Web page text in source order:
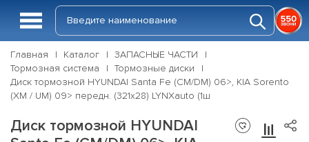
Главная Каталог
ЗАПАСНЫЕ ЧАСТИ
Тормозная система
Тормозные диски
Диск тормозной HYUNDAI Santa Fe (CM/DM) 06>, KIA Sorento
(XM / UM) 09> передн. (321x28) LYNXauto (1ш
Диск тормозной HYUNDAI